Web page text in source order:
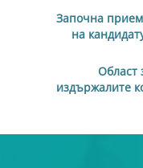
Започна
на
Област
издържалите